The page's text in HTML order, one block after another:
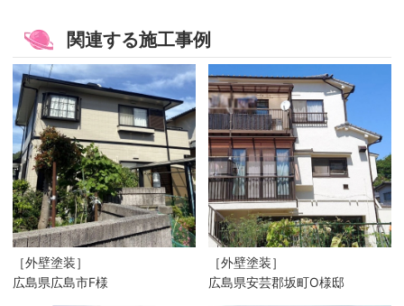
関連する施工事例
［外壁塗装］
広島県広島市F様
［外壁塗装］
広島県安芸郡坂町O様邸